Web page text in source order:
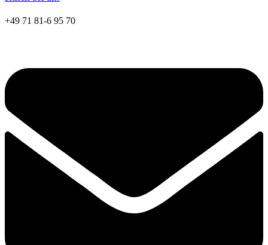
+49 71 81-6 95 70